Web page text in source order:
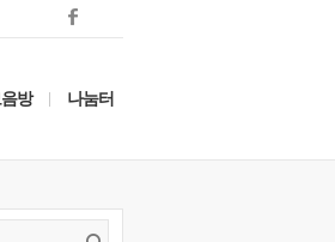
방 나눔터